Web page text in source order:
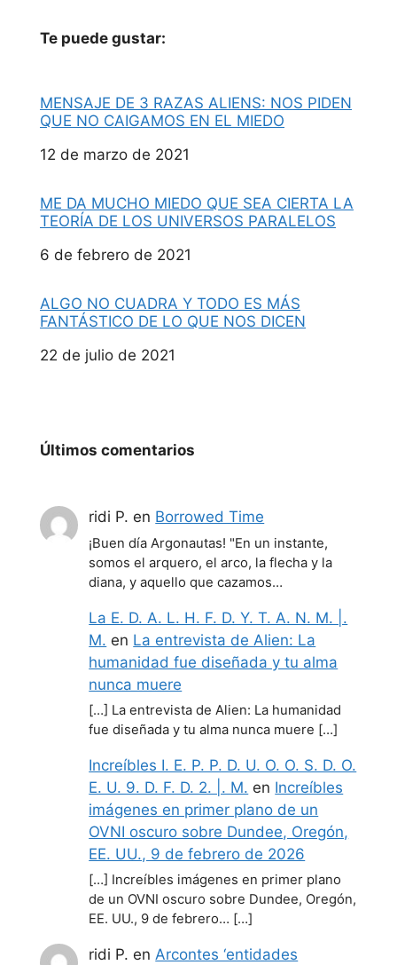
Te puede gustar:
MENSAJE DE 3 RAZAS ALIENS: NOS PIDEN
QUE NO CAIGAMOS EN EL MIEDO
Fecha
12 de marzo de 2021
ME DA MUCHO MIEDO QUE SEA CIERTA LA
TEORÍA DE LOS UNIVERSOS PARALELOS
Fecha
6 de febrero de 2021
ALGO NO CUADRA Y TODO ES MÁS
FANTÁSTICO DE LO QUE NOS DICEN
Fecha
22 de julio de 2021
Últimos comentarios
ridi P. en Borrowed Time
¡Buen día Argonautas! "En un instante,
somos el arquero, el arco, la flecha y la
diana, y aquello que cazamos…
La E. D. A. L. H. F. D. Y. T. A. N. M. |.
M. en La entrevista de Alien: La
humanidad fue diseñada y tu alma
nunca muere
[…] La entrevista de Alien: La humanidad
fue diseñada y tu alma nunca muere […]
Increíbles I. E. P. P. D. U. O. O. S. D. O.
E. U. 9. D. F. D. 2. |. M. en Increíbles
imágenes en primer plano de un
OVNI oscuro sobre Dundee, Oregón,
EE. UU., 9 de febrero de 2026
[…] Increíbles imágenes en primer plano
de un OVNI oscuro sobre Dundee, Oregón,
EE. UU., 9 de febrero… […]
ridi P. enArcontes ‘entidades